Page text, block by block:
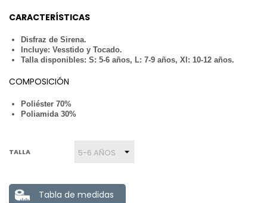
CARACTERÍSTICAS
Disfraz de Sirena.
Incluye: Vesstido y Tocado.
Talla disponibles: S: 5-6 años, L: 7-9 años, Xl: 10-12 años.
COMPOSICIÓN
Poliéster 70%
Poliamida 30%
TALLA
Tabla de medidas